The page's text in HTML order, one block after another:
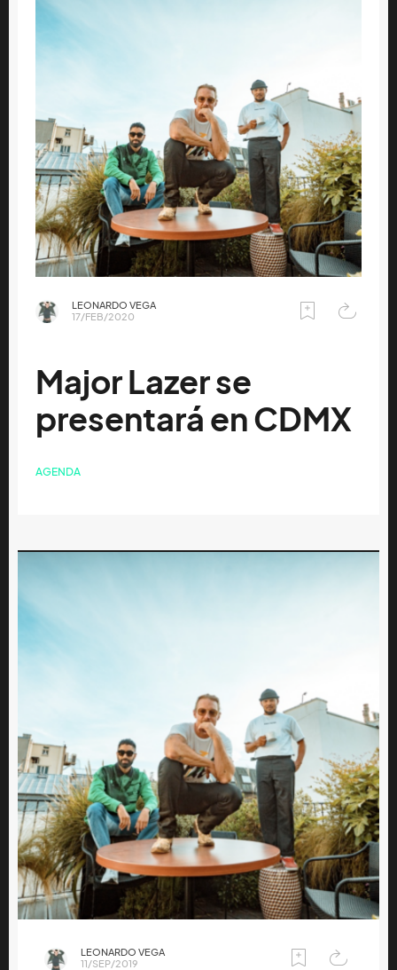
LEONARDO VEGA
17/FEB/2020
Major Lazer se
presentará en CDMX
AGENDA
LEONARDO VEGA
11/SEP/2019